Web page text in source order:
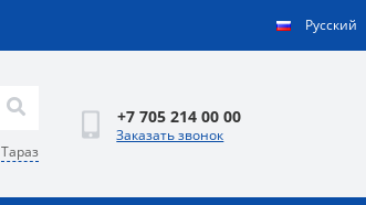
Русский
Тараз
+7 705 214 00 00
Заказать звонок